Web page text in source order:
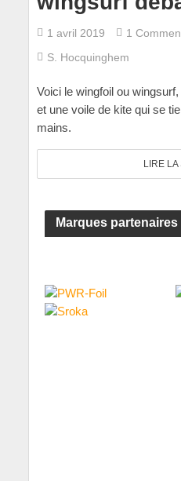
1 avril 2019
1
S. Hocquinghem
Voici le wingfoil ou
et une voile de kite qui se
mains.
LIRE LA
Marques partenaires